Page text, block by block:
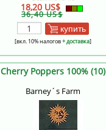
18,20 US$
36,40 US$
купить
[вкл. 10% налогов+ доставка]
Cherry Poppers 100% (10)
Barney´s Farm